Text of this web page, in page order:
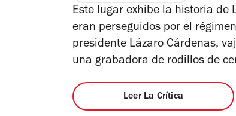
Este lugar exhibe la historia de
eran perseguidos por el
presidente Lázaro Cárdenas,
una grabadora de rodillos de
Leer La Crítica